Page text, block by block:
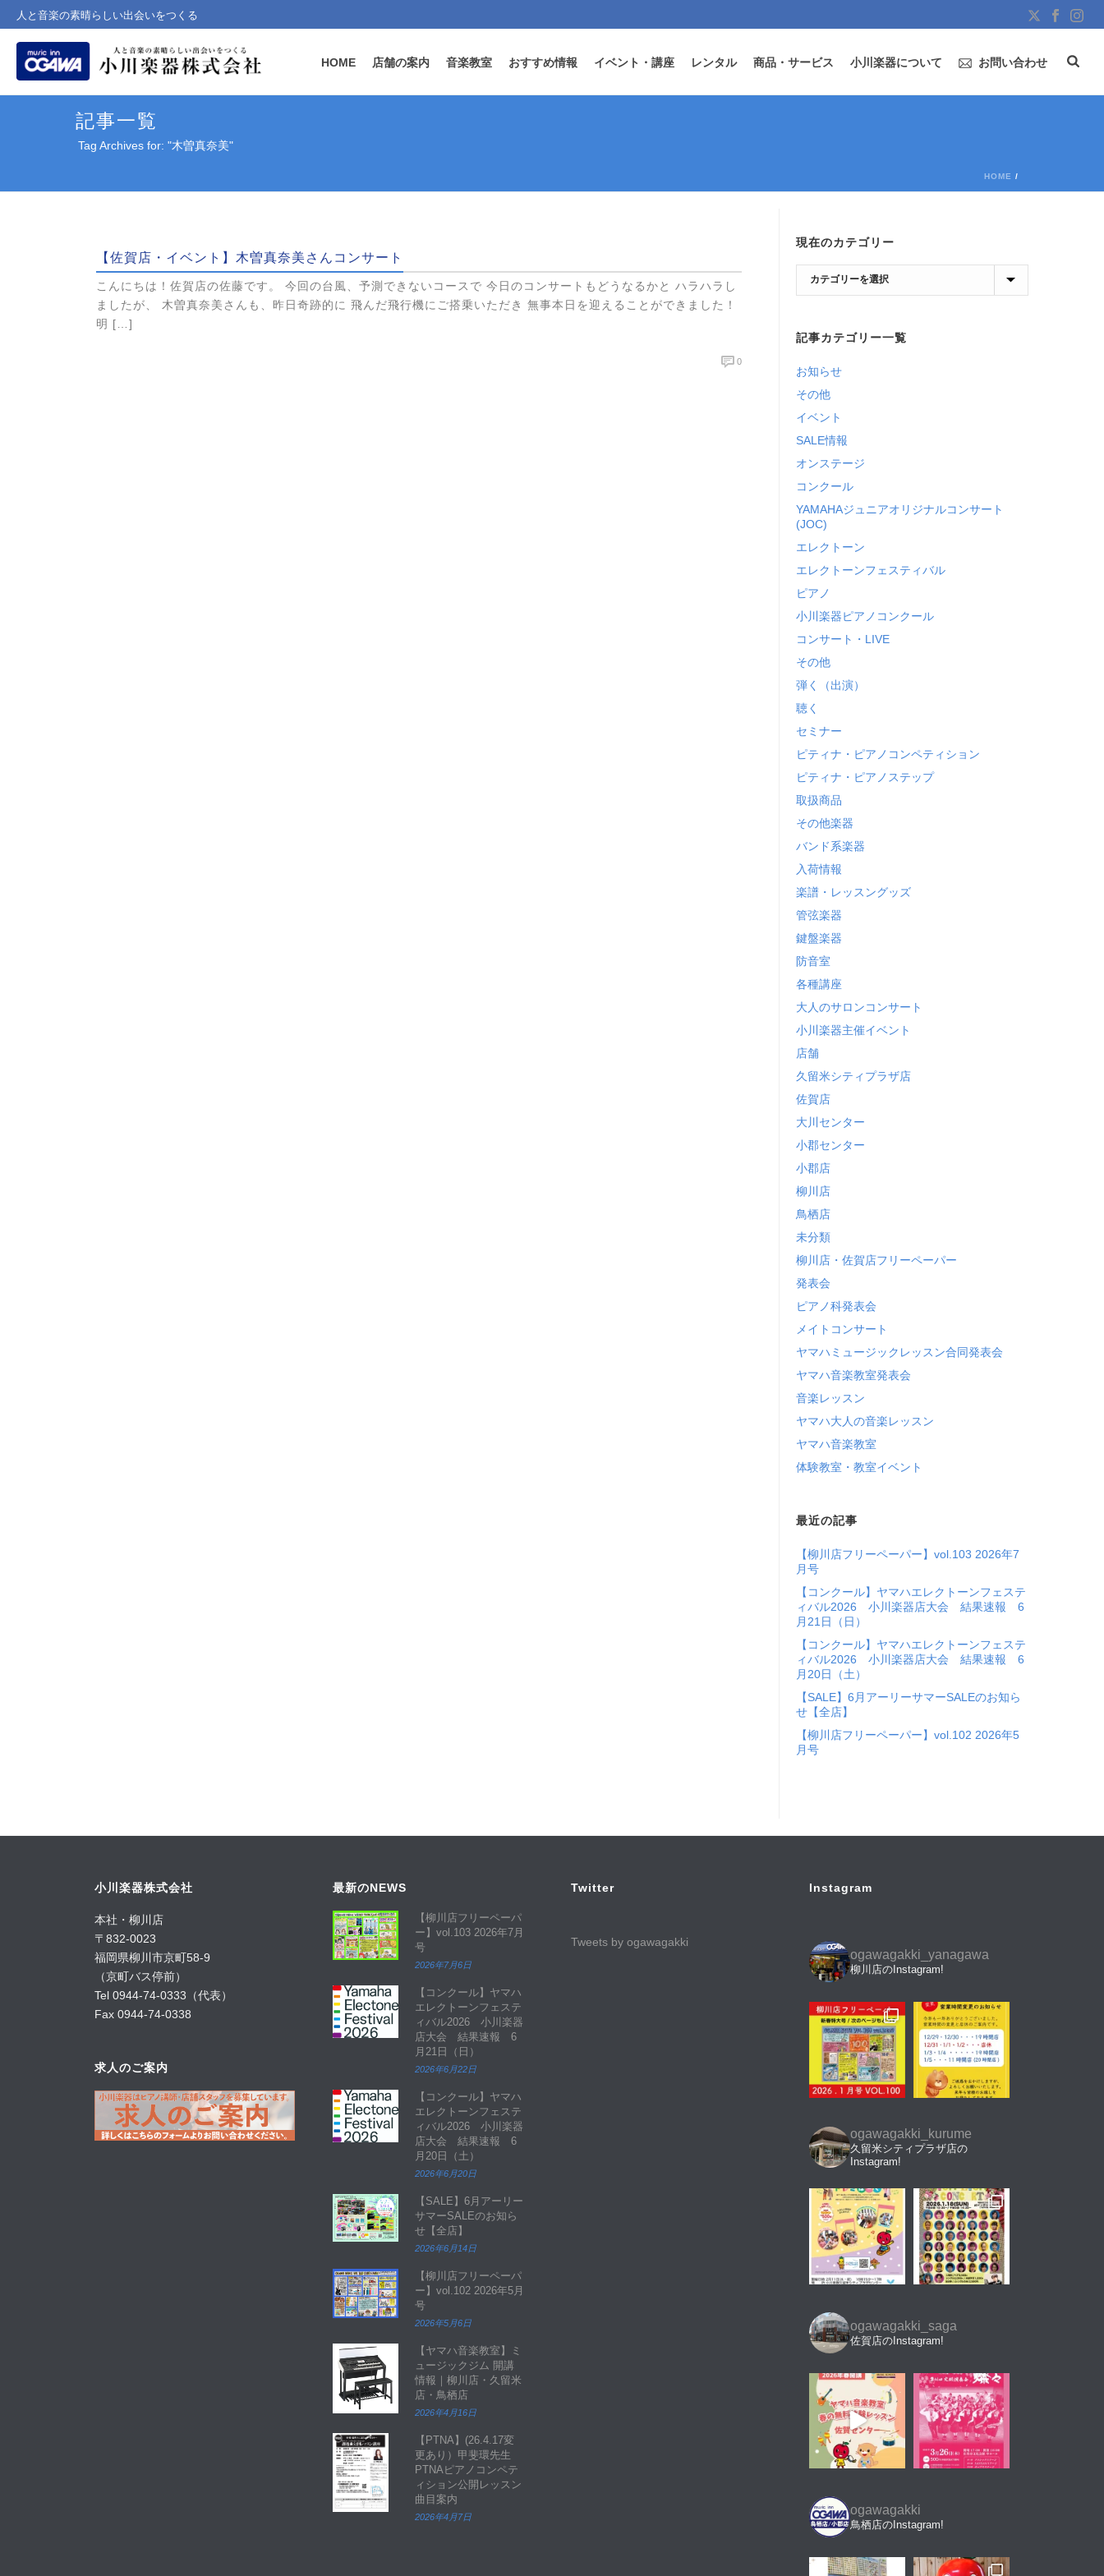
人と音楽の素晴らしい出会いをつくる
HOME 店舗の案内 音楽教室 おすすめ情報 イベント・講座 レンタル 商品・サービス 小川楽器について お問い合わせ
記事一覧
Tag Archives for: "木曽真奈美"
HOME /
【佐賀店・イベント】木曽真奈美さんコンサート
こんにちは！佐賀店の佐藤です。 今回の台風、予測できないコースで 今日のコンサートもどうなるかと ハラハラし
ましたが、 木曽真奈美さんも、昨日奇跡的に 飛んだ飛行機にご搭乗いただき 無事本日を迎えることができました！
明 […]
0
現在のカテゴリー
在
カ
ゴ
リ
ー
記事カテゴリー一覧
お知らせ
その他
イベント
SALE情報
オンステージ
コンクール
YAMAHAジュニアオリジナルコンサート
(JOC)
エレクトーン
エレクトーンフェスティバル
ピアノ
小川楽器ピアノコンクール
コンサート・LIVE
その他
弾く（出演）
聴く
セミナー
ピティナ・ピアノコンペティション
ピティナ・ピアノステップ
取扱商品
その他楽器
バンド系楽器
入荷情報
楽譜・レッスングッズ
管弦楽器
鍵盤楽器
防音室
各種講座
大人のサロンコンサート
小川楽器主催イベント
店舗
久留米シティプラザ店
佐賀店
大川センター
小郡センター
小郡店
柳川店
鳥栖店
未分類
柳川店・佐賀店フリーペーパー
発表会
ピアノ科発表会
メイトコンサート
ヤマハミュージックレッスン合同発表会
ヤマハ音楽教室発表会
音楽レッスン
ヤマハ大人の音楽レッスン
ヤマハ音楽教室
体験教室・教室イベント
最近の記事
【柳川店フリーペーパー】vol.103 2026年7
月号
【コンクール】ヤマハエレクトーンフェステ
ィバル2026 小川楽器店大会 結果速報 6
月21日（日）
【コンクール】ヤマハエレクトーンフェステ
ィバル2026 小川楽器店大会 結果速報 6
月20日（土）
【SALE】6月アーリーサマーSALEのお知ら
せ【全店】
【柳川店フリーペーパー】vol.102 2026年5
月号
小川楽器株式会社
本社・柳川店
〒832-0023
福岡県柳川市京町58-9
（京町バス停前）
Tel 0944-74-0333（代表）
Fax 0944-74-0338
求人のご案内
最新のNEWS
【柳川店フリーペーパ
ー】vol.103 2026年7月
号
2026年7月6日
【コンクール】ヤマハ
エレクトーンフェステ
ィバル2026 小川楽器
店大会 結果速報 6
月21日（日）
2026年6月22日
【コンクール】ヤマハ
エレクトーンフェステ
ィバル2026 小川楽器
店大会 結果速報 6
月20日（土）
2026年6月20日
【SALE】6月アーリー
サマーSALEのお知ら
せ【全店】
2026年6月14日
【柳川店フリーペーパ
ー】vol.102 2026年5月
号
2026年5月6日
【ヤマハ音楽教室】ミ
ュージックジム 開講
情報｜柳川店・久留米
店・鳥栖店
2026年4月16日
【PTNA】(26.4.17変
更あり）甲斐環先生
PTNAピアノコンペテ
ィション公開レッスン
曲目案内
2026年4月7日
Twitter
Tweets by ogawagakki
Instagram
ogawagakki_yanagawa
柳川店のInstagram!
ogawagakki_kurume
久留米シティプラザ店の
Instagram!
ogawagakki_saga
佐賀店のInstagram!
ogawagakki
鳥栖店のInstagram!